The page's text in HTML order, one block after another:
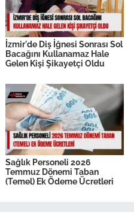
İzmir'de Diş İğnesi Sonrası Sol
Bacağını Kullanamaz Hale
Gelen Kişi Şikayetçi Oldu
Sağlık Personeli 2026
Temmuz Dönemi Taban
(Temel) Ek Ödeme Ücretleri